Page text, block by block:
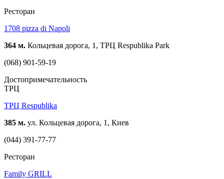
Ресторан
1708 pizza di Napoli
364 м. Кольцевая дорога, 1, ТРЦ Respublika Park
(068) 901-59-19
Достопримечательность
ТРЦ
ТРЦ Respublika
385 м. ул. Кольцевая дорога, 1, Киев
(044) 391-77-77
Ресторан
Family GRILL